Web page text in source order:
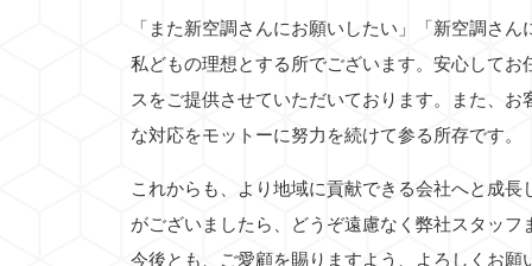
「また新空調さんにお願いしたい」「新空調さ
私どもの理想とする所でございます。安心して
スをご提供させていただいております。また、
な対応をモットーに努力を続けて参る所存です。
これからも、より地域に貢献できる会社へと成
がございましたら、どうぞ遠慮なく弊社スタッ
今後とも、ご愛顧を賜りますよう、よろしくお願